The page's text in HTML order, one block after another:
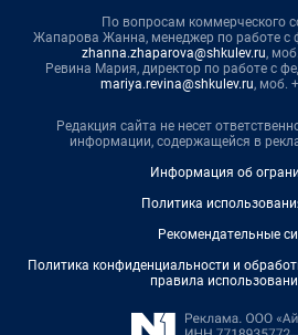
По вопросам коммерческого
Жапарова Жанна, менеджер по работе с
zhanna.zhaparova@shkulev.ru,
Ревина Мария, директор по работе с
mariya.revina@shkulev.ru, моб.
Редакция сайта не несет
информации, содержащейся в
Информация об
Политика
Рекомендательные
Политика конфиденциальности и
правила